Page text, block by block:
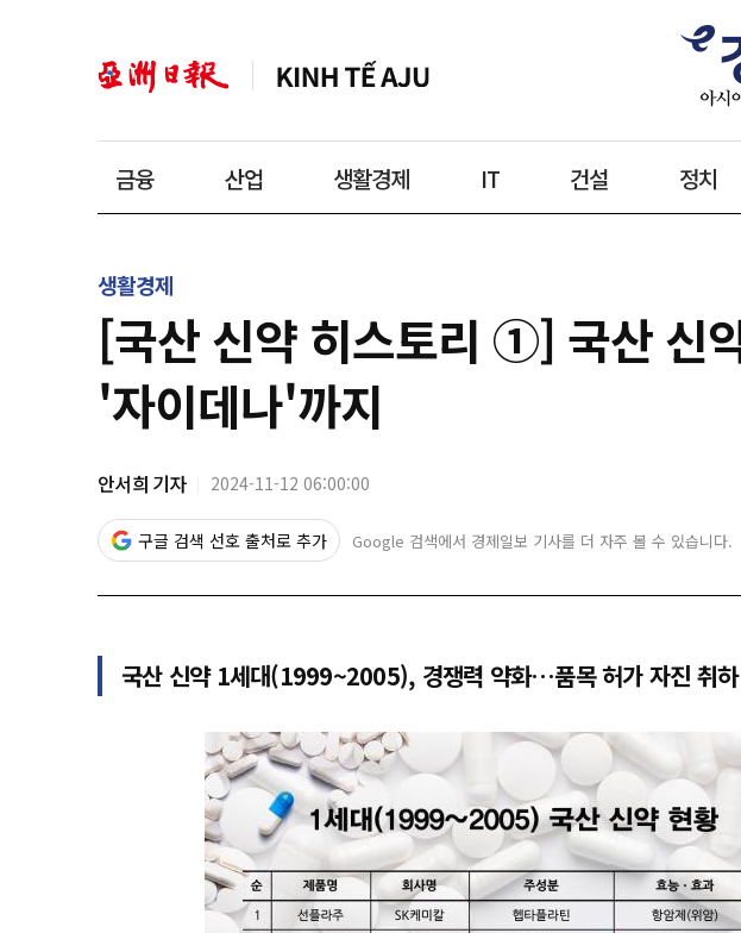
금융 산업 생활경제 IT 건설 정치
생활경제
[국산 신약 히스토리 ①] 국산 신
'자이데나'까지
안서희 기자 2024-11-12 06:00:00
구글 검색 선호 출처로 추가 Google 검색에서 경제일보 기사를 더 자주 볼 수 있습니다.
국산 신약 1세대(1999~2005), 경쟁력 약화…품목 허가 자진 취하